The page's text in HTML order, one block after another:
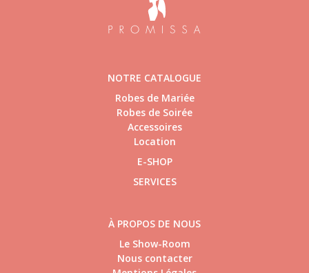
NOTRE CATALOGUE
Robes de Mariée
Robes de Soirée
Accessoires
Location
E-SHOP
SERVICES
À PROPOS DE NOUS
Le Show-Room
Nous contacter